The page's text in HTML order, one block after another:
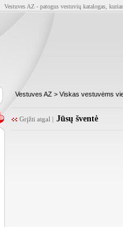
Vestuves AZ - patogus vestuvių katalogas,
Vestuves AZ > Viskas vestuvėms
Grįžti atgal | Jūsų šventė